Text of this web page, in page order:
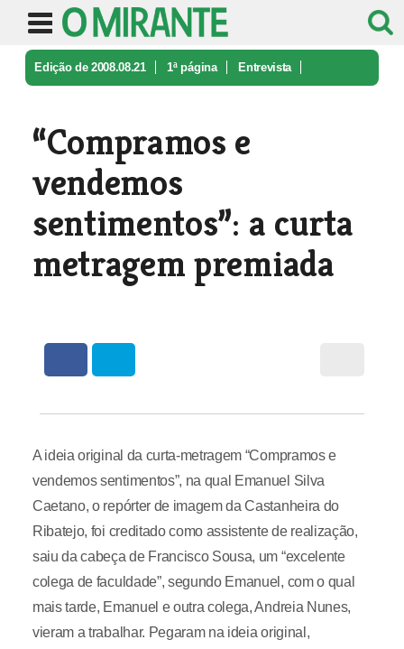
Edição de 2008.08.21 1ª página Entrevista
“Compramos e
vendemos
sentimentos”: a curta
metragem premiada
A ideia original da curta-metragem “Compramos e
vendemos sentimentos”, na qual Emanuel Silva
Caetano, o repórter de imagem da Castanheira do
Ribatejo, foi creditado como assistente de realização,
saiu da cabeça de Francisco Sousa, um “excelente
colega de faculdade”, segundo Emanuel, com o qual
mais tarde, Emanuel e outra colega, Andreia Nunes,
vieram a trabalhar. Pegaram na ideia original,